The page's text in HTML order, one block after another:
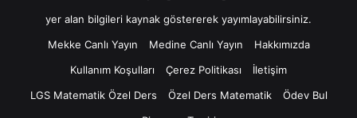
yer alan bilgileri kaynak göstererek yayımlayabilirsiniz.
Mekke Canlı Yayın
Medine Canlı Yayın
Hakkımızda
Kullanım Koşulları
Çerez Politikası
İletişim
LGS Matematik Özel Ders
Özel Ders Matematik
Ödev Bul